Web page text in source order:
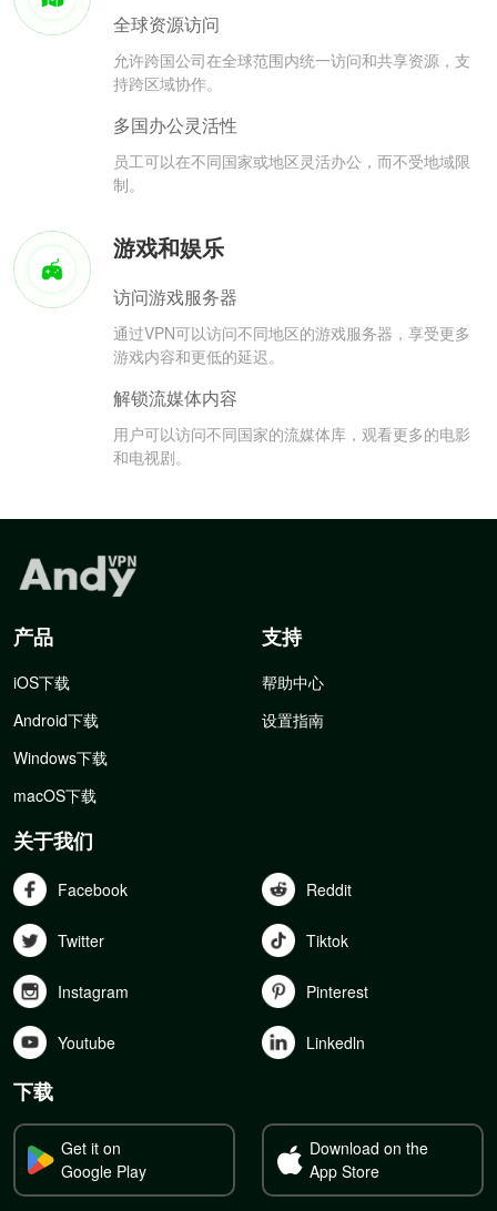
全球资源访问
允许跨国公司在全球范围内统一访问和共享资源，支
持跨区域协作。
多国办公灵活性
员工可以在不同国家或地区灵活办公，而不受地域限
制。
游戏和娱乐
访问游戏服务器
通过VPN可以访问不同地区的游戏服务器，享受更多
游戏内容和更低的延迟。
解锁流媒体内容
用户可以访问不同国家的流媒体库，观看更多的电影
和电视剧。
产品
iOS下载
Android下载
Windows下载
macOS下载
支持
帮助中心
设置指南
关于我们
Facebook Reddit
Twitter Tiktok
Instagram Pinterest
Youtube Linkedln
下载
Get it on
Google Play
Download on the
App Store